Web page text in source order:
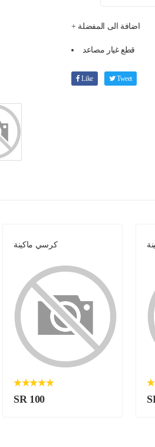
+ اضافة الى المفضلة
قطع غيار مصاعد
Like Tweet
كرسي ماكينة
SR 100